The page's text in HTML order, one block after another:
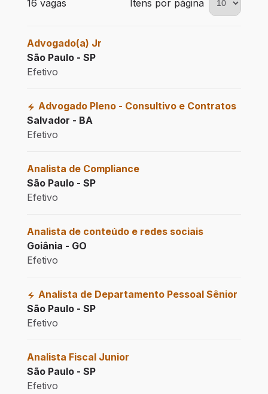
16 vagas Itens por página
Advogado(a) Jr
São Paulo - SP
Efetivo
Advogado Pleno - Consultivo e Contratos
Salvador - BA
Efetivo
Analista de Compliance
São Paulo - SP
Efetivo
Analista de conteúdo e redes sociais
Goiânia - GO
Efetivo
Analista de Departamento Pessoal Sênior
São Paulo - SP
Efetivo
Analista Fiscal Junior
São Paulo - SP
Efetivo